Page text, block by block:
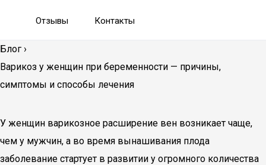
Отзывы Контакты
Блог ›
Варикоз у женщин при беременности — причины,
симптомы и способы лечения
У женщин варикозное расширение вен возникает чаще,
чем у мужчин, а во время вынашивания плода
заболевание стартует в развитии у огромного количества